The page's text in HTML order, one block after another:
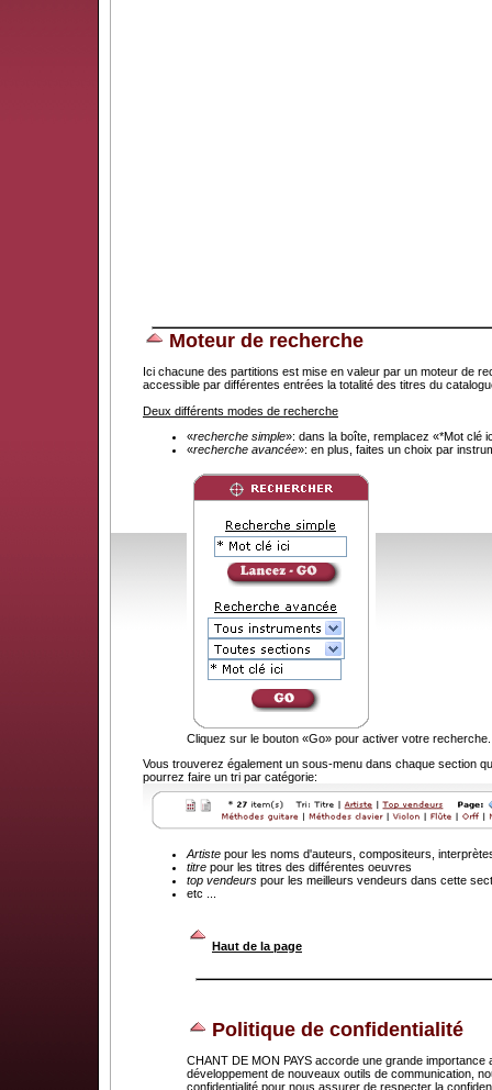
Moteur de recherche
Ici chacune des partitions est mise en valeur par un moteur de
accessible par différentes entrées la totalité des titres du
Deux différents modes de recherche
«recherche simple»: dans la boîte, remplacez «*Mot clé
«recherche avancée»: en plus, faites un choix par
Cliquez sur le bouton «Go» pour activer votre recherche.
Vous trouverez également un sous-menu dans chaque section
pourrez faire un tri par catégorie:
Artiste pour les noms d'auteurs, compositeurs,
titre pour les titres des différentes oeuvres
top vendeurs pour les meilleurs vendeurs dans cette
etc ...
Haut de la page
Politique de confidentialité
CHANT DE MON PAYS accorde une grande
développement de nouveaux outils de communication,
confidentialité pour nous assurer de respecter la